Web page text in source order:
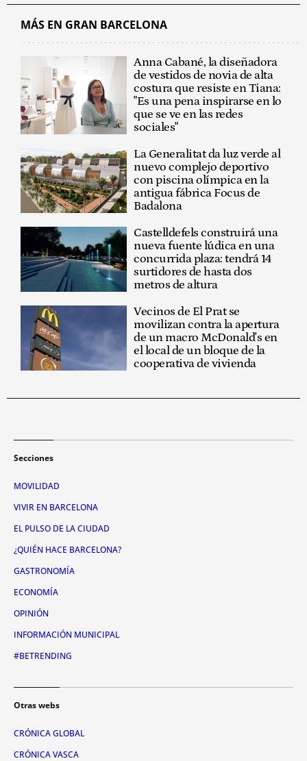
MÁS EN GRAN BARCELONA
Anna Cabané, la diseñadora
de vestidos de novia de alta
costura que resiste en Tiana:
"Es una pena inspirarse en lo
que se ve en las redes
sociales"
La Generalitat da luz verde al
nuevo complejo deportivo
con piscina olímpica en la
antigua fábrica Focus de
Badalona
Castelldefels construirá una
nueva fuente lúdica en una
concurrida plaza: tendrá 14
surtidores de hasta dos
metros de altura
Vecinos de El Prat se
movilizan contra la apertura
de un macro McDonald's en
el local de un bloque de la
cooperativa de vivienda
Secciones
MOVILIDAD
VIVIR EN BARCELONA
EL PULSO DE LA CIUDAD
¿QUIÉN HACE BARCELONA?
GASTRONOMÍA
ECONOMÍA
OPINIÓN
INFORMACIÓN MUNICIPAL
#BETRENDING
Otras webs
CRÓNICA GLOBAL
CRÓNICA VASCA